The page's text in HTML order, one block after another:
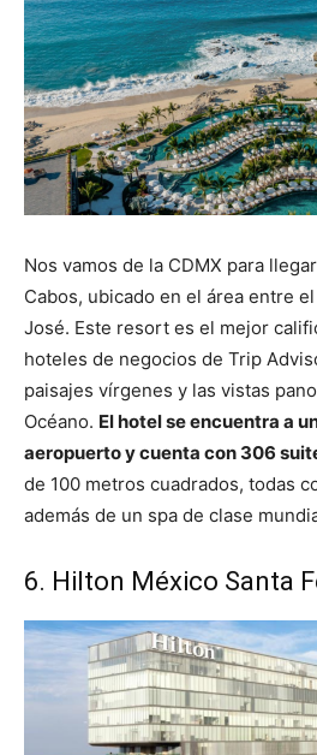
Nos vamos de la CDMX para
Cabos, ubicado en el área entre
José. Este resort es el mejor
hoteles de negocios de Trip
paisajes vírgenes y las vistas
Océano. El hotel se encuentra a
aeropuerto y cuenta con 306
de 100 metros cuadrados, todas
además de un spa de clase
6. Hilton México Santa